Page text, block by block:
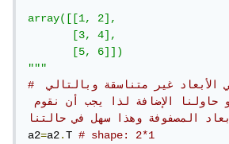
array([[1, 2],
"""
# على المحور الأفقي الأبعاد غير متناسقة وبالتالي
سيظهر خطأ لو حاولنا الإضافة لذا يجب أن نقوم
المصفوفة وهذا سهل في حالتنا
a2=a2.T # shape: 2*1